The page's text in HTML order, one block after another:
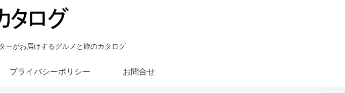
ーがお届けするグルメと旅のカタログ
プライバシーポリシー お問合せ